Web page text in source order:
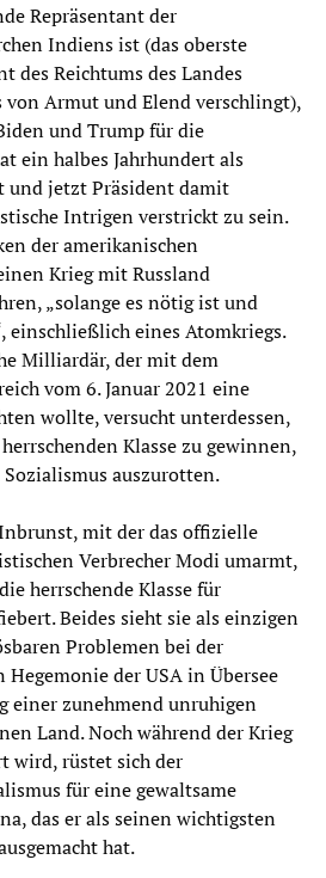
Repräsentant der
Indiens ist (das oberste
des Reichtums des Landes
Armut und Elend verschlingt),
und Trump für die
ein halbes Jahrhundert als
und jetzt Präsident damit
Intrigen verstrickt zu sein.
der amerikanischen
Krieg mit Russland
„solange es nötig ist und
einschließlich eines Atomkriegs.
Milliardär, der mit dem
vom 6. Januar 2021 eine
wollte, versucht unterdessen,
Klasse zu gewinnen,
auszurotten.
mit der das offizielle
Verbrecher Modi umarmt,
herrschende Klasse für
Beides sieht sie als einzigen
Problemen bei der
Hegemonie der USA in Übersee
einer zunehmend unruhigen
Land. Noch während der Krieg
wird, rüstet sich der
für eine gewaltsame
das er als seinen wichtigsten
hat.